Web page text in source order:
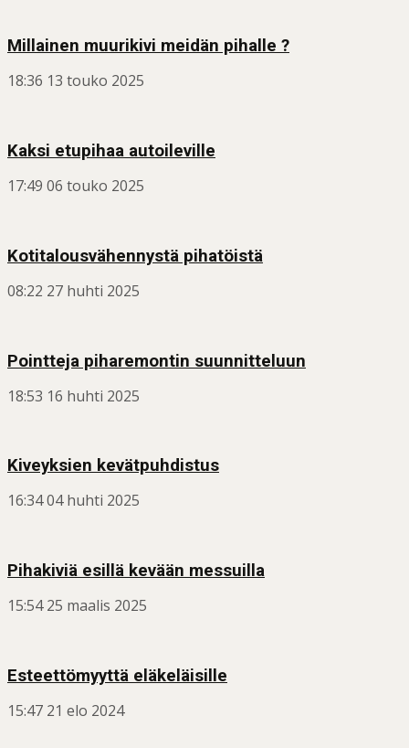
Millainen muurikivi meidän pihalle ?
18:36 13 touko 2025
Kaksi etupihaa autoileville
17:49 06 touko 2025
Kotitalousvähennystä pihatöistä
08:22 27 huhti 2025
Pointteja piharemontin suunnitteluun
18:53 16 huhti 2025
Kiveyksien kevätpuhdistus
16:3404 huhti 2025
Pihakiviä esillä kevään messuilla
15:54 25 maalis 2025
Esteettömyyttä eläkeläisille
15:47 21 elo 2024